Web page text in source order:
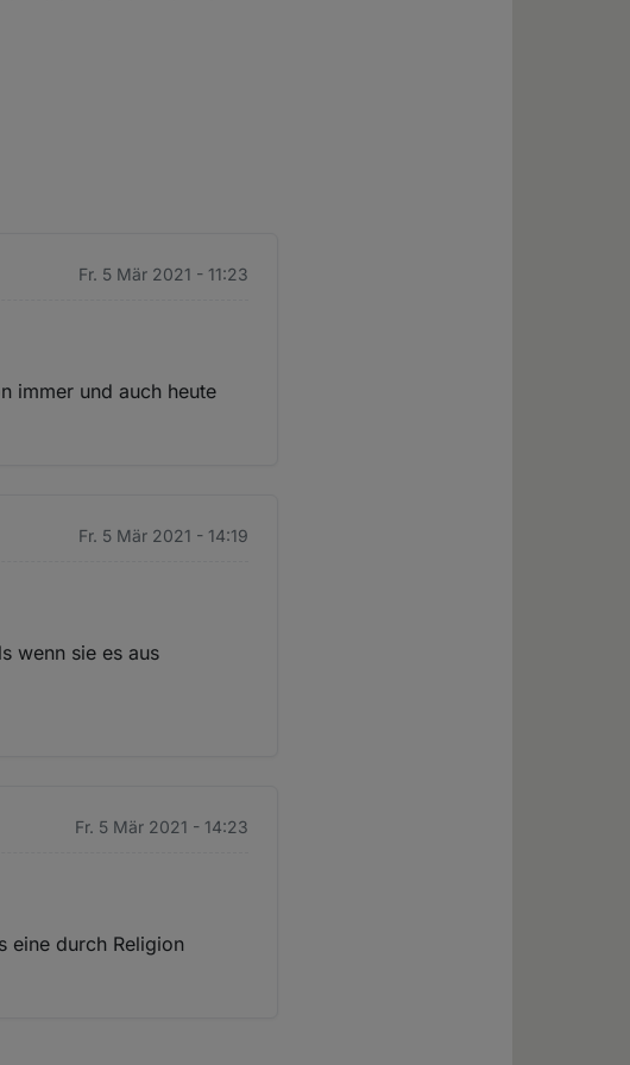
Fr. 5 Mär 2021 - 11:23
immer und auch heute
Fr. 5 Mär 2021 - 14:19
wenn sie es aus
Fr. 5 Mär 2021 - 14:23
eine durch Religion